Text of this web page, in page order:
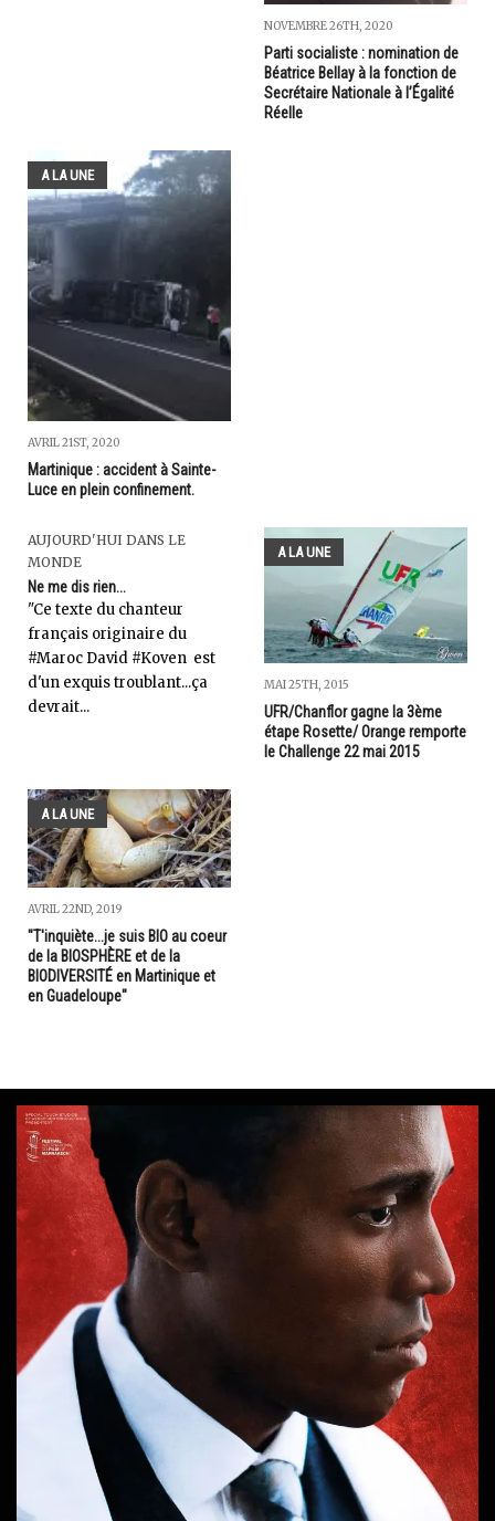
NOVEMBRE 26TH, 2020
Parti socialiste : nomination de
Béatrice Bellay à la fonction de
Secrétaire Nationale à l’Égalité
Réelle
A LA UNE
AVRIL 21ST, 2020
Martinique : accident à Sainte-
Luce en plein confinement.
AUJOURD'HUI DANS LE
MONDE
Ne me dis rien...
"Ce texte du chanteur
français originaire du
#Maroc David #Koven est
d'un exquis troublant...ça
devrait...
A LA UNE
MAI 25TH, 2015
UFR/Chanflor gagne la 3ème
étape Rosette/ Orange remporte
le Challenge 22 mai 2015
A LA UNE
AVRIL 22ND, 2019
"T'inquiète...je suis BIO au coeur
de la BIOSPHÈRE et de la
BIODIVERSITÉ en Martinique et
en Guadeloupe"